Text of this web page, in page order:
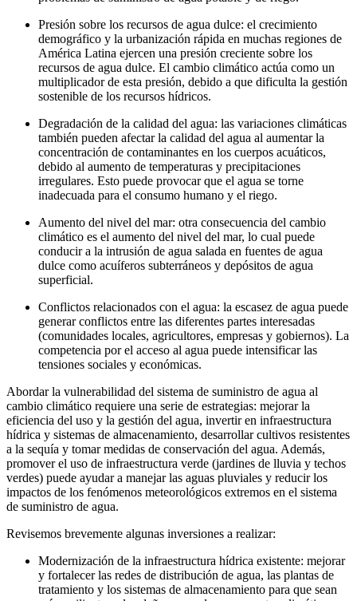
Presión sobre los recursos de agua dulce: el crecimiento
demográfico y la urbanización rápida en muchas regiones de
América Latina ejercen una presión creciente sobre los
recursos de agua dulce. El cambio climático actúa como un
multiplicador de esta presión, debido a que dificulta la gestión
sostenible de los recursos hídricos.
Degradación de la calidad del agua: las variaciones climáticas
también pueden afectar la calidad del agua al aumentar la
concentración de contaminantes en los cuerpos acuáticos,
debido al aumento de temperaturas y precipitaciones
irregulares. Esto puede provocar que el agua se torne
inadecuada para el consumo humano y el riego.
Aumento del nivel del mar: otra consecuencia del cambio
climático es el aumento del nivel del mar, lo cual puede
conducir a la intrusión de agua salada en fuentes de agua
dulce como acuíferos subterráneos y depósitos de agua
superficial.
Conflictos relacionados con el agua: la escasez de agua puede
generar conflictos entre las diferentes partes interesadas
(comunidades locales, agricultores, empresas y gobiernos). La
competencia por el acceso al agua puede intensificar las
tensiones sociales y económicas.
Abordar la vulnerabilidad del sistema de suministro de agua al
cambio climático requiere una serie de estrategias: mejorar la
eficiencia del uso y la gestión del agua, invertir en infraestructura
hídrica y sistemas de almacenamiento, desarrollar cultivos resistentes
a la sequía y tomar medidas de conservación del agua. Además,
promover el uso de infraestructura verde (jardines de lluvia y techos
verdes) puede ayudar a manejar las aguas pluviales y reducir los
impactos de los fenómenos meteorológicos extremos en el sistema
de suministro de agua.
Revisemos brevemente algunas inversiones a realizar:
Modernización de la infraestructura hídrica existente: mejorar
y fortalecer las redes de distribución de agua, las plantas de
tratamiento y los sistemas de almacenamiento para que sean